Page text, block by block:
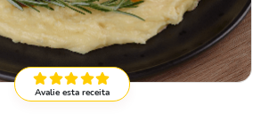
Avalie esta receita